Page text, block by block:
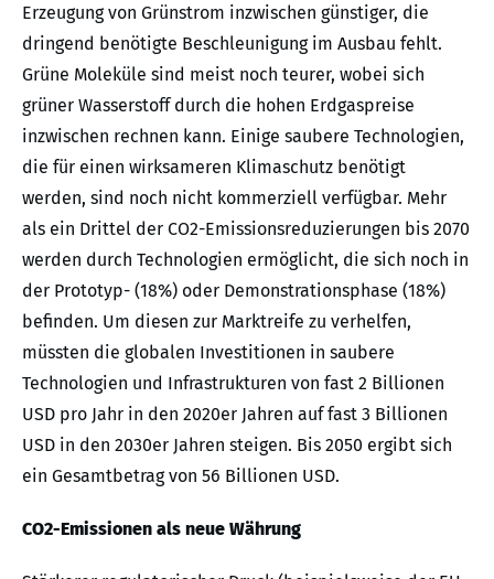
Erzeugung von Grünstrom inzwischen günstiger, die
dringend benötigte Beschleunigung im Ausbau fehlt.
Grüne Moleküle sind meist noch teurer, wobei sich
grüner Wasserstoff durch die hohen Erdgaspreise
inzwischen rechnen kann. Einige saubere Technologien,
die für einen wirksameren Klimaschutz benötigt
werden, sind noch nicht kommerziell verfügbar. Mehr
als ein Drittel der CO2-Emissionsreduzierungen bis 2070
werden durch Technologien ermöglicht, die sich noch in
der Prototyp- (18%) oder Demonstrationsphase (18%)
befinden. Um diesen zur Marktreife zu verhelfen,
müssten die globalen Investitionen in saubere
Technologien und Infrastrukturen von fast 2 Billionen
USD pro Jahr in den 2020er Jahren auf fast 3 Billionen
USD in den 2030er Jahren steigen. Bis 2050 ergibt sich
ein Gesamtbetrag von 56 Billionen USD.
CO2-Emissionen als neue Währung